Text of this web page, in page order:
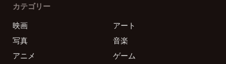
カテゴリー
映画
アート
写真
音楽
アニメ
ゲーム